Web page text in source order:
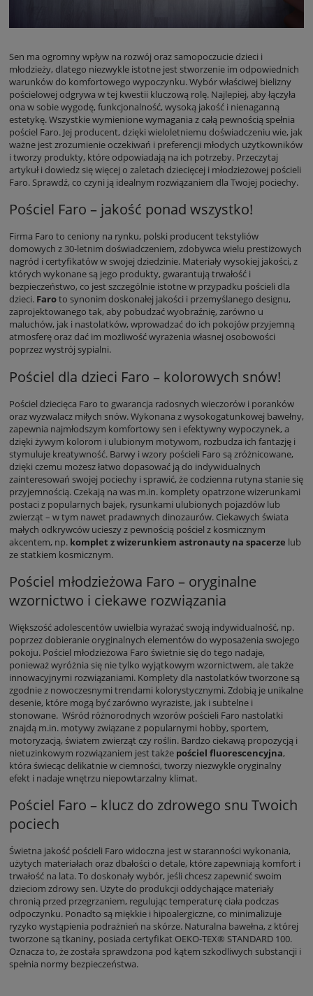
Sen ma ogromny wpływ na rozwój oraz samopoczucie dzieci i
młodzieży, dlatego niezwykle istotne jest stworzenie im odpowiednich
warunków do komfortowego wypoczynku. Wybór właściwej bielizny
pościelowej odgrywa w tej kwestii kluczową rolę. Najlepiej, aby łączyła
ona w sobie wygodę, funkcjonalność, wysoką jakość i nienaganną
estetykę. Wszystkie wymienione wymagania z całą pewnością spełnia
pościel Faro. Jej producent, dzięki wieloletniemu doświadczeniu wie, jak
ważne jest zrozumienie oczekiwań i preferencji młodych użytkowników
i tworzy produkty, które odpowiadają na ich potrzeby. Przeczytaj
artykuł i dowiedz się więcej o zaletach dziecięcej i młodzieżowej pościeli
Faro. Sprawdź, co czyni ją idealnym rozwiązaniem dla Twojej pociechy.
Pościel Faro – jakość ponad wszystko!
Firma Faro to ceniony na rynku, polski producent tekstyliów
domowych z 30-letnim doświadczeniem, zdobywca wielu prestiżowych
nagród i certyfikatów w swojej dziedzinie. Materiały wysokiej jakości, z
których wykonane są jego produkty, gwarantują trwałość i
bezpieczeństwo, co jest szczególnie istotne w przypadku pościeli dla
dzieci. Faroto synonim doskonałej jakości i przemyślanego designu,
zaprojektowanego tak, aby pobudzać wyobraźnię, zarówno u
maluchów, jak i nastolatków, wprowadzać do ich pokojów przyjemną
atmosferę oraz dać im możliwość wyrażenia własnej osobowości
poprzez wystrój sypialni.
Pościel dla dzieci Faro – kolorowych snów!
Pościel dziecięca Faro to gwarancja radosnych wieczorów i poranków
oraz wyzwalacz miłych snów. Wykonana z wysokogatunkowej bawełny,
zapewnia najmłodszym komfortowy sen i efektywny wypoczynek, a
dzięki żywym kolorom i ulubionym motywom, rozbudza ich fantazję i
stymuluje kreatywność. Barwy i wzory pościeli Faro są zróżnicowane,
dzięki czemu możesz łatwo dopasować ją do indywidualnych
zainteresowań swojej pociechy i sprawić, że codzienna rutyna stanie się
przyjemnością. Czekają na was m.in. komplety opatrzone wizerunkami
postaci z popularnych bajek, rysunkami ulubionych pojazdów lub
zwierząt – w tym nawet pradawnych dinozaurów. Ciekawych świata
małych odkrywców ucieszy z pewnością pościel z kosmicznym
akcentem, np. komplet z wizerunkiem astronauty na spacerze lub
ze statkiem kosmicznym.
Pościel młodzieżowa Faro – oryginalne
wzornictwo i ciekawe rozwiązania
Większość adolescentów uwielbia wyrażać swoją indywidualność, np.
poprzez dobieranie oryginalnych elementów do wyposażenia swojego
pokoju. Pościel młodzieżowa Faro świetnie się do tego nadaje,
ponieważ wyróżnia się nie tylko wyjątkowym wzornictwem, ale także
innowacyjnymi rozwiązaniami. Komplety dla nastolatków tworzone są
zgodnie z nowoczesnymi trendami kolorystycznymi. Zdobią je unikalne
desenie, które mogą być zarówno wyraziste, jak i subtelne i
stonowane. Wśród różnorodnych wzorów pościeli Faro nastolatki
znajdą m.in. motywy związane z popularnymi hobby, sportem,
motoryzacją, światem zwierząt czy roślin. Bardzo ciekawą propozycją i
nietuzinkowym rozwiązaniem jest także pościel fluorescencyjna,
która świecąc delikatnie w ciemności, tworzy niezwykle oryginalny
efekt i nadaje wnętrzu niepowtarzalny klimat.
Pościel Faro – klucz do zdrowego snu Twoich
pociech
Świetna jakość pościeli Faro widoczna jestw staranności wykonania,
użytych materiałach oraz dbałości o detale, które zapewniają komfort i
trwałość na lata. To doskonały wybór, jeśli chcesz zapewnić swoim
dzieciom zdrowy sen. Użyte do produkcji oddychające materiały
chronią przed przegrzaniem, regulując temperaturę ciała podczas
odpoczynku. Ponadto są miękkie i hipoalergiczne, co minimalizuje
ryzyko wystąpienia podrażnień na skórze. Naturalna bawełna, z której
tworzone są tkaniny, posiada certyfikat OEKO-TEX® STANDARD 100.
Oznacza to, że została sprawdzona pod kątem szkodliwych substancji i
spełnia normy bezpieczeństwa.